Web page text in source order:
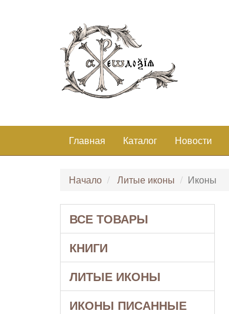
Главная Каталог Новости
Начало Литые иконы Иконы
ВСЕ ТОВАРЫ
КНИГИ
ЛИТЫЕ ИКОНЫ
ИКОНЫ ПИСАННЫЕ